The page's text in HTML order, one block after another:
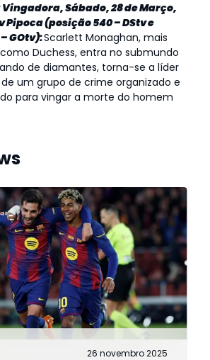
Vingadora, Sábado, 28 de Março,
Pipoca (posição 540 – DStv e
GOtv):Scarlett Monaghan, mais
Duchess, entra no submundo
de diamantes, torna-se a líder
um grupo de crime organizado e
para vingar a morte do homem
26 novembro 2025